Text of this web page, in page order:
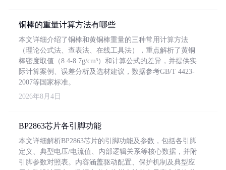
铜棒的重量计算方法有哪些
本文详细介绍了铜棒和黄铜棒重量的三种常用计算方法
（理论公式法、查表法、在线工具法），重点解析了黄铜
棒密度取值（8.4-8.7g/cm³）和计算公式的差异，并提供实
际计算案例、误差分析及选材建议，数据参考GB/T 4423-
2007等国家标准。
2026年8月4日
BP2863芯片各引脚功能
本文详细解析BP2863芯片的引脚功能及参数，包括各引脚
定义、典型电压/电流值、内部逻辑关系等核心数据，并附
引脚参数对照表。内容涵盖驱动配置、保护机制及典型应